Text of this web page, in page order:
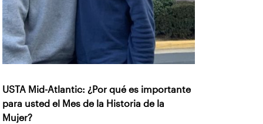
USTA Mid-Atlantic: ¿Por qué es importante
para usted el Mes de la Historia de la
Mujer?